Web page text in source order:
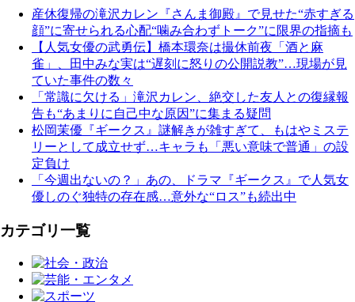
産休復帰の滝沢カレン『さんま御殿』で見せた“赤すぎる
顔”に寄せられる心配“噛み合わずトーク”に限界の指摘も
【人気女優の武勇伝】橋本環奈は撮休前夜「酒と麻
雀」、田中みな実は“遅刻に怒りの公開説教”…現場が見
ていた事件の数々
「常識に欠ける」滝沢カレン、絶交した友人との復縁報
告も“あまりに自己中な原因”に集まる疑問
松岡茉優『ギークス』謎解きが雑すぎて、もはやミステ
リーとして成立せず…キャラも「悪い意味で普通」の設
定負け
「今週出ないの？」あの、ドラマ『ギークス』で人気女
優しのぐ独特の存在感…意外な“ロス”も続出中
カテゴリ一覧